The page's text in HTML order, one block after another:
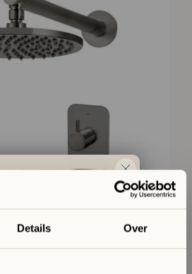
Details Over
Productspecificaties